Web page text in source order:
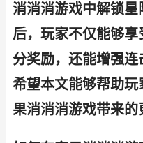
消消消游戏中解锁
后，玩家不仅能够
分奖励，还能增强连
希望本文能够帮助
果消消消游戏带来的